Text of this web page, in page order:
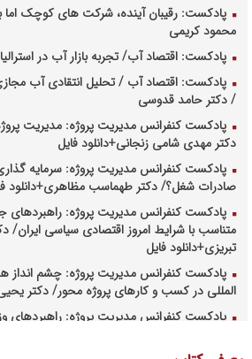
پادکست: رقیبان آینده، شرکت های کوچک
محمود کریمی
پادکست: اقتصاد آب/ تجربه بازار آب در
پادکست: اقتصاد آب / تحلیل انتقادی آب
/ دکتر حامد قدوسی
پادکست کنفرانس مدیریت پروژه: مدیریت
دکتر مهدی شامی زنجانی+دانلود فایل
پادکست کنفرانس مدیریت پروژه: سرمایه
صادرات شغل؟/ دکتر طهماسب مظاهری+دانلود
پادکست کنفرانس مدیریت پروژه: راهبردهای
متناسب با شرایط امروز اقتصادی سیاسی ایران/
تبریزی+دانلود فایل
پادکست کنفرانس مدیریت پروژه: چشم انداز
المللی در کسب و کارهای پروژه محور/ دکتر
پادکست کنفرانس مدیریت پروژه: راهبردهای
فایل